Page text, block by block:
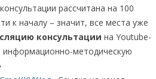
рассчитана на 100
к началу – значит, все места уже
консультации на Youtube-
информационно-методическую